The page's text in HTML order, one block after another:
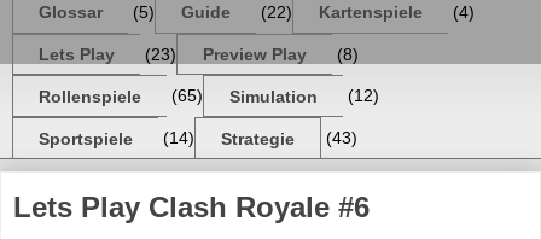
Glossar (5) Guide (22) Kartenspiele (4)
Lets Play (23) Preview Play (8)
Rollenspiele (65) Simulation (12)
Sportspiele (14) Strategie (43)
Lets Play Clash Royale #6